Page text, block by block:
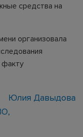
средства на
организовала
факту
Юлия Давыдова